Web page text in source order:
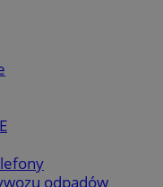
odpadów